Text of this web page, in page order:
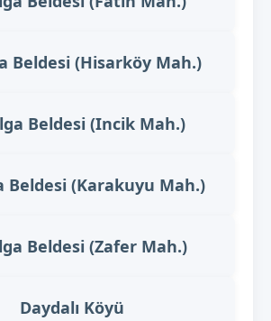
Beldesi (Hisarköy Mah.)
Beldesi (Incik Mah.)
Beldesi (Karakuyu Mah.)
Beldesi (Zafer Mah.)
Daydalı Köyü